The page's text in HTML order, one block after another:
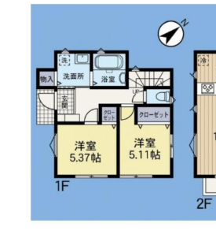
入・
売
却・
貸・
｜